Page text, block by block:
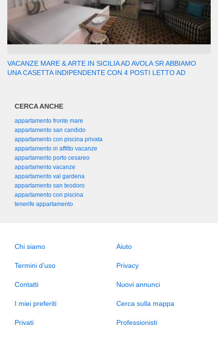
VACANZE MARE & ARTE IN SICILIA AD AVOLA SR ABBIAMO
UNA CASETTA INDIPENDENTE CON 4 POSTI LETTO AD
CERCA ANCHE
appartamento fronte mare
appartamento san candido
appartamento con piscina privata
appartamento in affitto vacanze
appartamento porto cesareo
appartamento vacanze
appartamento val gardena
appartamento san teodoro
appartamento con piscina
tenerife appartamento
Chi siamo Aiuto
Termini d’uso Privacy
Contatti Nuovi annunci
I miei preferiti Cerca sulla mappa
Privati Professionisti